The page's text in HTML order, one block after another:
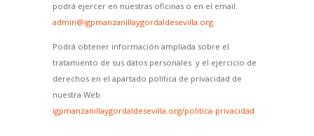
podrá ejercer en nuestras oficinas o en el email:
admin@igpmanzanillaygordaldesevilla.org
Podrá obtener información ampliada sobre el
tratamiento de sus datos personales y el ejercicio de
derechos en el apartado política de privacidad de
nuestra Web
igpmanzanillaygordaldesevilla.org/politica-privacidad